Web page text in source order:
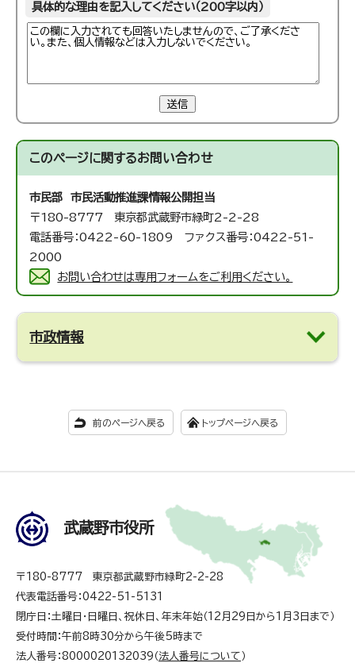
具体的な理由を記入してください（200字以内）
送信
このページに関するお問い合わせ
市民部 市民活動推進課情報公開担当
〒180-8777 東京都武蔵野市緑町2-2-28
電話番号：0422-60-1809 ファクス番号：0422-51-
2000
お問い合わせは専用フォームをご利用ください。
市政情報
前のページへ戻る トップページへ戻る
武蔵野市役所
〒180-8777 東京都武蔵野市緑町2-2-28
代表電話番号：0422-51-5131
閉庁日：土曜日・日曜日、祝休日、年末年始（12月29日から1月3日まで）
受付時間：午前8時30分から午後5時まで
法人番号：8000020132039（ 法人番号について ）